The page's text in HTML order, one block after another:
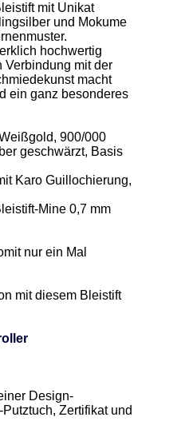
mit Unikat
und Mokume
hochwertig
Verbindung mit der
macht
ein ganz besonderes
900/000
geschwärzt, Basis
Karo Guillochierung,
Mine 0,7 mm
nur ein Mal
mit diesem Bleistift
Design-
Zertifikat und